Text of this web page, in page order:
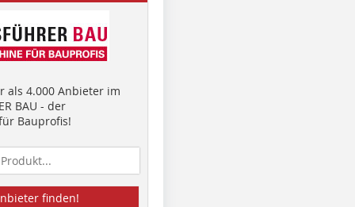
als 4.000 Anbieter im
BAU - der
Bauprofis!
finden!